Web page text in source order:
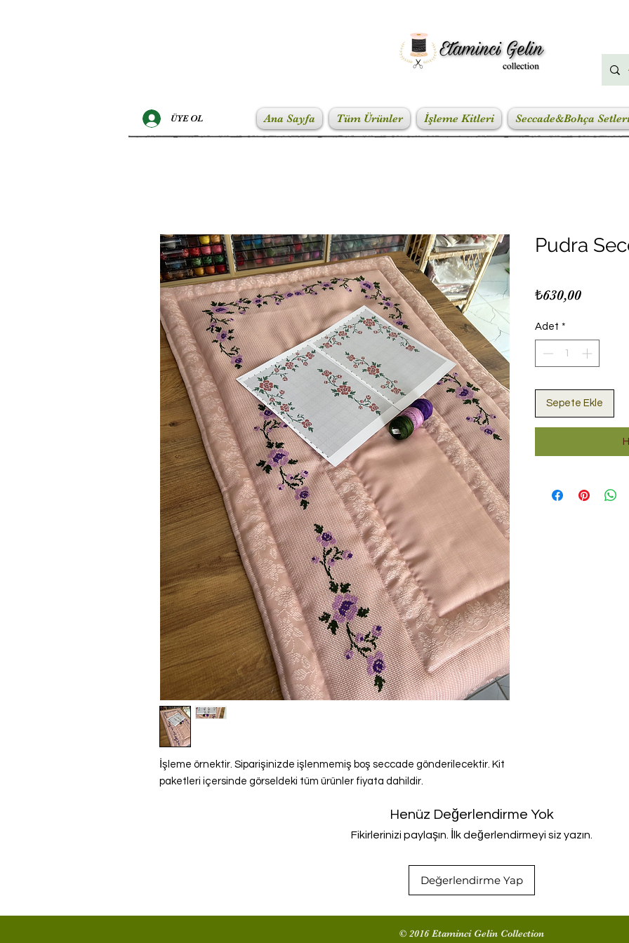
ÜYE OL Ana Sayfa Tüm Ürünler İşleme Kitleri Seccade&Bohça
İşleme örnektir. Siparişinizde işlenmemiş boş seccade gönderilecektir. Kit
paketleri içersinde görseldeki tüm ürünler fiyata dahildir.
Pudra
₺630,00Fiyat
Adet *
Sepete Ekle
Henüz Değerlendirme Yok
Fikirlerinizi paylaşın. İlk değerlendirmeyi siz yazın.
Değerlendirme Yap
© 2016 Etaminci Gelin Collection